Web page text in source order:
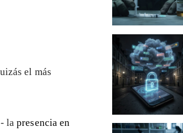
el más
lapresencia en